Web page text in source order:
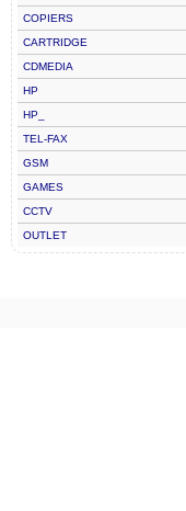
COPIERS
CARTRIDGE
CDMEDIA
HP
HP_
TEL-FAX
GSM
GAMES
CCTV
OUTLET